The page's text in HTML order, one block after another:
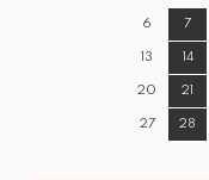
6 7
13 14
20 21
27 28